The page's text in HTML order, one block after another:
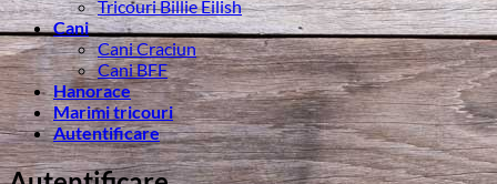
Tricouri Billie Eilish
Cani
Cani Craciun
Cani BFF
Hanorace
Marimi tricouri
Autentificare